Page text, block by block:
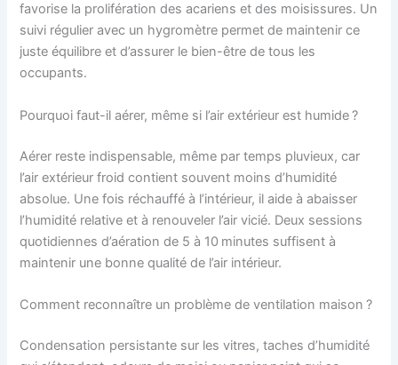
favorise la prolifération des acariens et des moisissures. Un
suivi régulier avec un hygromètre permet de maintenir ce
juste équilibre et d’assurer le bien-être de tous les
occupants.
Pourquoi faut-il aérer, même si l’air extérieur est humide ?
Aérer reste indispensable, même par temps pluvieux, car
l’air extérieur froid contient souvent moins d’humidité
absolue. Une fois réchauffé à l’intérieur, il aide à abaisser
l’humidité relative et à renouveler l’air vicié. Deux sessions
quotidiennes d’aération de 5 à 10 minutes suffisent à
maintenir une bonne qualité de l’air intérieur.
Comment reconnaître un problème de ventilation maison ?
Condensation persistante sur les vitres, taches d’humidité